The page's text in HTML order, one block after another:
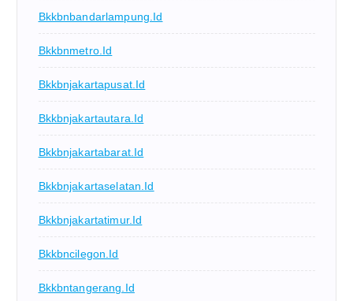
Bkkbnbandarlampung.id
Bkkbnmetro.id
Bkkbnjakartapusat.id
Bkkbnjakartautara.id
Bkkbnjakartabarat.id
Bkkbnjakartaselatan.id
Bkkbnjakartatimur.id
Bkkbncilegon.id
Bkkbntangerang.id